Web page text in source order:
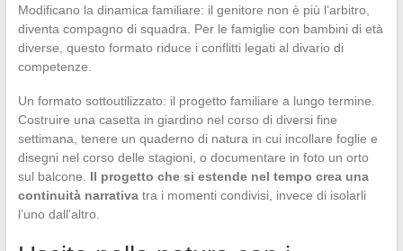
Modificano la dinamica familiare: il genitore non è più l’arbitro,
diventa compagno di squadra. Per le famiglie con bambini di età
diverse, questo formato riduce i conflitti legati al divario di
competenze.
Un formato sottoutilizzato: il progetto familiare a lungo termine.
Costruire una casetta in giardino nel corso di diversi fine
settimana, tenere un quaderno di natura in cui incollare foglie e
disegni nel corso delle stagioni, o documentare in foto un orto
sul balcone. Il progetto che si estende nel tempo crea una
continuità narrativatra i momenti condivisi, invece di isolarli
l’uno dall’altro.